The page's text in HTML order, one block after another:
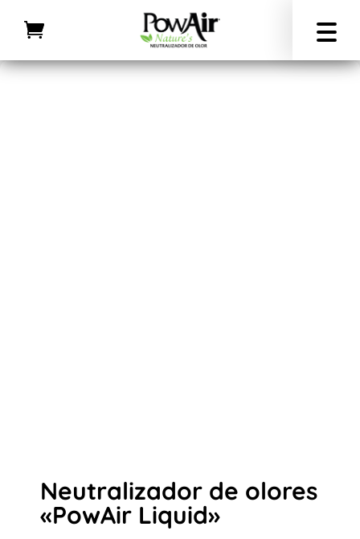
Inicio/ Todos los productos/ Neutralizador de olores «PowAir
Liquid»
Neutralizador de olores
«PowAir Liquid»